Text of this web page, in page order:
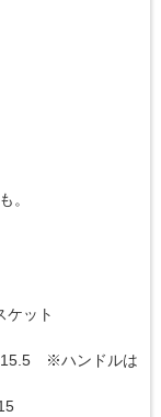
。
ケット
15.5 ※ハンドルは